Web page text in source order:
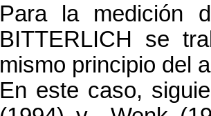
Para la medición
BITTERLICH se
mismo principio del
En este caso,